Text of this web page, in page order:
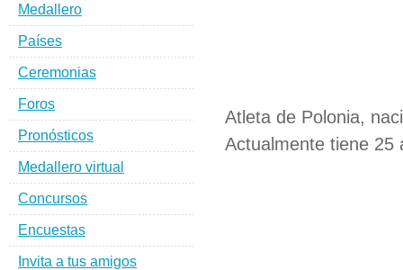
Atleta de Polonia,
Actualmente tiene 25
Medallero
Países
Ceremonias
Foros
Pronósticos
Medallero virtual
Concursos
Encuestas
Invita a tus amigos